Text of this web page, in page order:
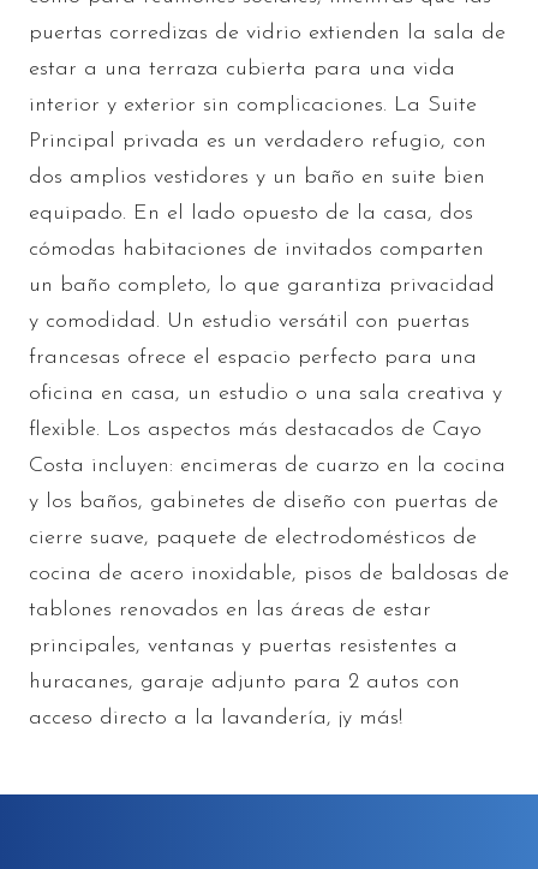
puertas corredizas de vidrio extienden la sala de
estar a una terraza cubierta para una vida
interior y exterior sin complicaciones. La Suite
Principal privada es un verdadero refugio, con
dos amplios vestidores y un baño en suite bien
equipado. En el lado opuesto de la casa, dos
cómodas habitaciones de invitados comparten
un baño completo, lo que garantiza privacidad
y comodidad. Un estudio versátil con puertas
francesas ofrece el espacio perfecto para una
oficina en casa, un estudio o una sala creativa y
flexible. Los aspectos más destacados de Cayo
Costa incluyen: encimeras de cuarzo en la cocina
y los baños, gabinetes de diseño con puertas de
cierre suave, paquete de electrodomésticos de
cocina de acero inoxidable, pisos de baldosas de
tablones renovados en las áreas de estar
principales, ventanas y puertas resistentes a
huracanes, garaje adjunto para 2 autos con
acceso directo a la lavandería, ¡y más!